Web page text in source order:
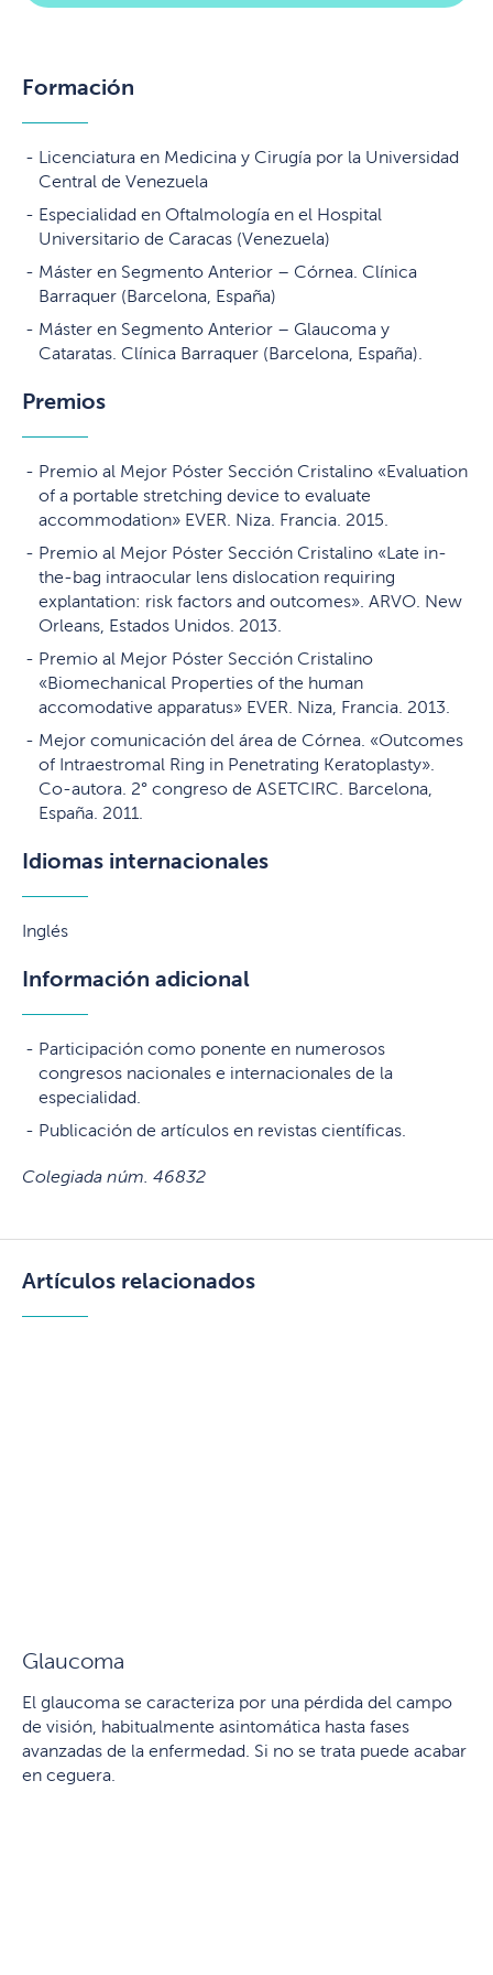
Formación
Licenciatura en Medicina y Cirugía por la Universidad
Central de Venezuela
Especialidad en Oftalmología en el Hospital
Universitario de Caracas (Venezuela)
Máster en Segmento Anterior – Córnea. Clínica
Barraquer (Barcelona, España)
Máster en Segmento Anterior – Glaucoma y
Cataratas. Clínica Barraquer (Barcelona, España).
Premios
Premio al Mejor Póster Sección Cristalino «Evaluation
of a portable stretching device to evaluate
accommodation» EVER. Niza. Francia. 2015.
Premio al Mejor Póster Sección Cristalino «Late in-
the-bag intraocular lens dislocation requiring
explantation: risk factors and outcomes». ARVO. New
Orleans, Estados Unidos. 2013.
Premio al Mejor Póster Sección Cristalino
«Biomechanical Properties of the human
accomodative apparatus» EVER. Niza, Francia. 2013.
Mejor comunicación del área de Córnea. «Outcomes
of Intraestromal Ring in Penetrating Keratoplasty».
Co-autora. 2° congreso de ASETCIRC. Barcelona,
España. 2011.
Idiomas internacionales
Inglés
Información adicional
Participación como ponente en numerosos
congresos nacionales e internacionales de la
especialidad.
Publicación de artículos en revistas científicas.
Colegiada núm. 46832
Artículos relacionados
Glaucoma
El glaucoma se caracteriza por una pérdida del campo
de visión, habitualmente asintomática hasta fases
avanzadas de la enfermedad. Si no se trata puede acabar
en ceguera.